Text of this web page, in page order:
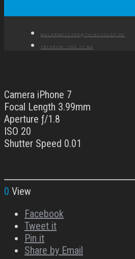
MALERMEISTER@THIELVOLDT.DE
TELEFON: 250 22 88
Camera iPhone 7
Focal Length 3.99mm
Aperture ƒ/1.8
ISO 20
Shutter Speed 0.01
0 View
Facebook
Tweet it
Pin it
Share by Email